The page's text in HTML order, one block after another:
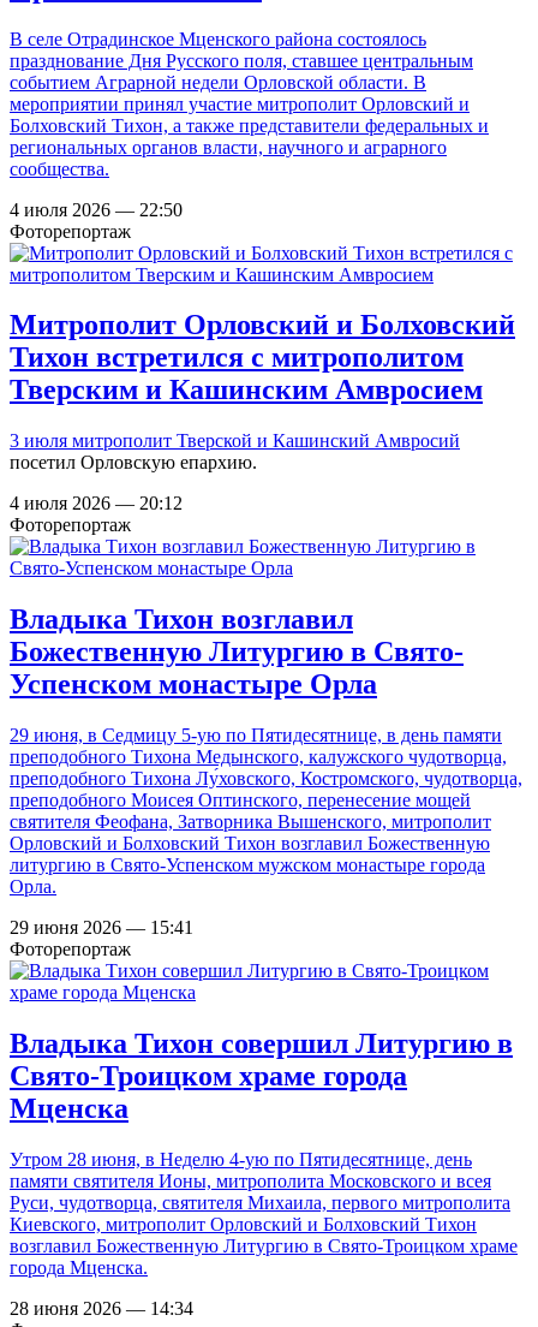
В селе Отрадинское Мценского района состоялось
празднование Дня Русского поля, ставшее центральным
событием Аграрной недели Орловской области. В
мероприятии принял участие митрополит Орловский и
Болховский Тихон, а также представители федеральных и
региональных органов власти, научного и аграрного
сообщества.
4 июля 2026 — 22:50
Фоторепортаж
Митрополит Орловский и Болховский
Тихон встретился с митрополитом
Тверским и Кашинским Амвросием
3 июля митрополит Тверской и Кашинский Амвросий
посетил Орловскую епархию.
4 июля 2026 — 20:12
Фоторепортаж
Владыка Тихон возглавил
Божественную Литургию в Свято-
Успенском монастыре Орла
29 июня, в Седмицу 5-ую по Пятидесятнице, в день памяти
преподобного Тихона Медынского, калужского чудотворца,
преподобного Тихона Лу́ховского, Костромского, чудотворца,
преподобного Моисея Оптинского, перенесение мощей
святителя Феофана, Затворника Вышенского, митрополит
Орловский и Болховский Тихон возглавил Божественную
литургию в Свято-Успенском мужском монастыре города
Орла.
29 июня 2026 — 15:41
Фоторепортаж
Владыка Тихон совершил Литургию в
Свято-Троицком храме города
Мценска
Утром 28 июня, в Неделю 4-ую по Пятидесятнице, день
памяти святителя Ионы, митрополита Московского и всея
Руси, чудотворца, святителя Михаила, первого митрополита
Киевского, митрополит Орловский и Болховский Тихон
возглавил Божественную Литургию в Свято-Троицком храме
города Мценска.
28 июня 2026 — 14:34